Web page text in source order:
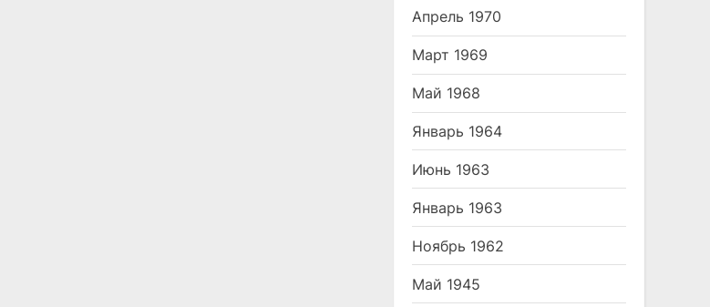
Апрель 1970
Март 1969
Май 1968
Январь 1964
Июнь 1963
Январь 1963
Ноябрь 1962
Май 1945